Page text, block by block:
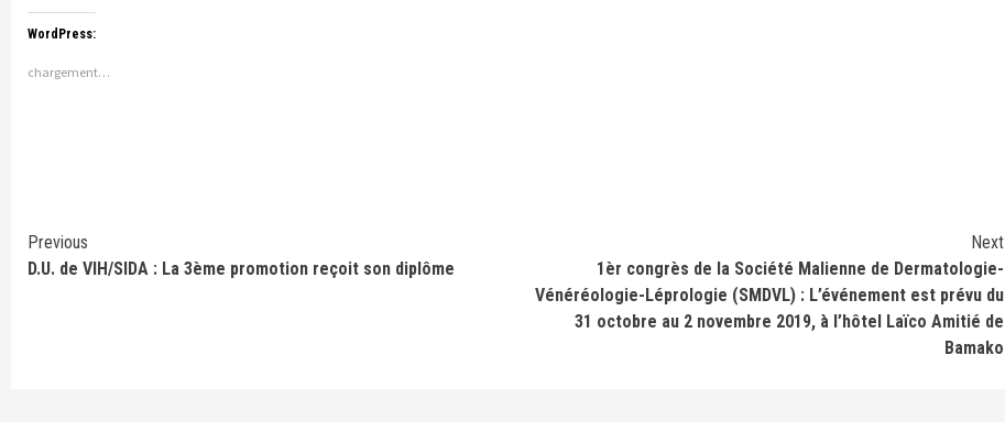
WordPress:
chargement…
Continue
Reading
Previous
D.U. de VIH/SIDA : La 3ème promotion reçoit son diplôme
Next
1èr congrès de la Société Malienne de Dermatologie-
Vénéréologie-Léprologie (SMDVL) : L’événement est prévu du
31 octobre au 2 novembre 2019, à l’hôtel Laïco Amitié de
Bamako